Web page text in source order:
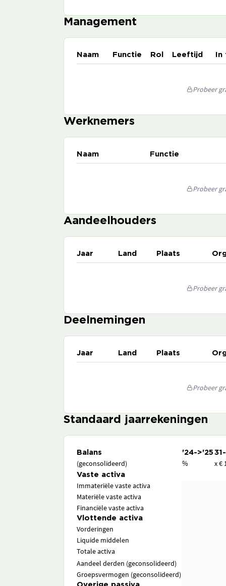
Management
Naam Functie Rol Leeftijd
Probeer
Werknemers
Naam Functie
Probeer
Aandeelhouders
Jaar Land Plaats
Probeer
Deelnemingen
Jaar Land Plaats
Probeer
Standaard jaarrekeningen
Balans '24->'25
(geconsolideerd) % x €
Vaste activa
Immateriële vaste activa
Materiële vaste activa
Financiële vaste activa
Vlottende activa
Vorderingen
Liquide middelen
Totale activa
Aandeel derden (geconsolideerd)
Groepsvermogen (geconsolideerd)